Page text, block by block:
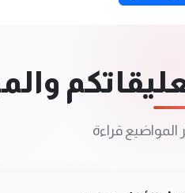
المواضيع قراءة